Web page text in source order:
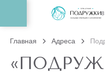
Главная Адреса